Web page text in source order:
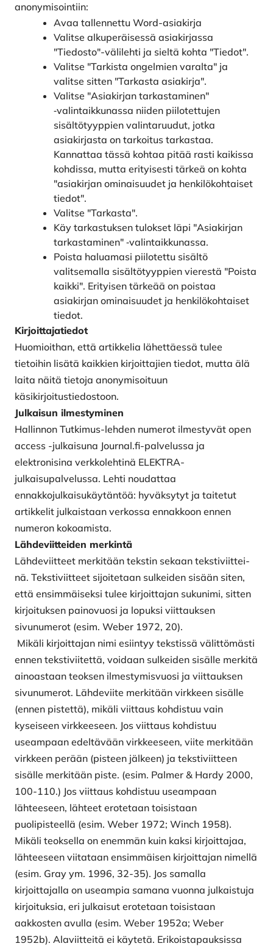
anonymisointiin:
Avaa tallennettu Word-asiakirja
Valitse alkuperäisessä asiakirjassa
"Tiedosto"-välilehti ja sieltä kohta "Tiedot".
Valitse "Tarkista ongelmien varalta" ja
valitse sitten "Tarkasta asiakirja".
Valitse "Asiakirjan tarkastaminen"
‑valintaikkunassa niiden piilotettujen
sisältötyyppien valintaruudut, jotka
asiakirjasta on tarkoitus tarkastaa.
Kannattaa tässä kohtaa pitää rasti kaikissa
kohdissa, mutta erityisesti tärkeä on kohta
"asiakirjan ominaisuudet ja henkilökohtaiset
tiedot".
Valitse "Tarkasta".
Käy tarkastuksen tulokset läpi "Asiakirjan
tarkastaminen" ‑valintaikkunassa.
Poista haluamasi piilotettu sisältö
valitsemalla sisältötyyppien vierestä "Poista
kaikki". Erityisen tärkeää on poistaa
asiakirjan ominaisuudet ja henkilökohtaiset
tiedot.
Kirjoittajatiedot
Huomioithan, että artikkelia lähettäessä tulee
tietoihin lisätä kaikkien kirjoittajien tiedot, mutta älä
laita näitä tietoja anonymisoituun
käsikirjoitustiedostoon.
Julkaisun ilmestyminen
Hallinnon Tutkimus-lehden numerot il­mestyvät open
access -julkaisuna Journal.fi-palvelussa ja
elektronisina verkkolehtinä ELEKTRA-
julkaisupalvelussa. Lehti noudattaa
ennakkojulkaisukäytäntöä: hyväksytyt ja taitetut
artikkelit julkaistaan verkossa ennakkoon ennen
numeron kokoamista.
Lähdeviitteiden merkintä
Lähdeviitteet merkitään tekstin sekaan tekstiviittei­
nä. Tekstiviitteet sijoitetaan sulkeiden sisään siten,
että ensimmäiseksi tulee kirjoittajan sukunimi, sitten
kirjoi­tuksen painovuosi ja lopuksi viittauksen
sivunumerot (esim. Weber 1972, 20).
Mikäli kirjoittajan nimi esiin­tyy tekstissä välittömästi
ennen tekstiviitettä, voidaan sulkeiden sisälle merkitä
ainoastaan teoksen ilmesty­misvuosi ja viittauksen
sivunumerot. Lähdeviite merkitään virkkeen sisälle
(ennen pistettä), mikäli viittaus kohdis­tuu vain
kyseiseen virkkeeseen. Jos viittaus kohdistuu
useampaan edeltävään virkkeeseen, viite merkitään
virkkeen perään (pisteen jälkeen) ja tekstiviitteen
sisäl­le merkitään piste. (esim. Palmer & Hardy 2000,
100-110.) Jos viittaus kohdistuu useampaan
lähteeseen, lähteet erotetaan toisistaan
puolipisteellä (esim. We­ber 1972; Winch 1958).
Mikäli teoksella on enemmän kuin kaksi kirjoittajaa,
lähteeseen viitataan ensimmäi­sen kirjoittajan nimellä
(esim. Gray ym. 1996, 32-35). Jos samalla
kirjoittajalla on useampia samana vuonna julkaistuja
kirjoituksia, eri julkaisut erotetaan toisistaan
aakkosten avulla (esim. Weber 1952a; Weber
1952b). Alaviitteitä ei käytetä. Erikoistapauksissa